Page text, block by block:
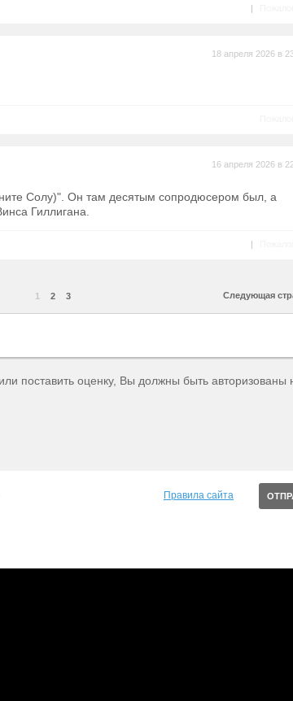
|
18 апреля 2026 в
16 апреля 2026 в
Солу)". Он там десятым сопродюсером был, а
Гиллигана.
|
1 2 3 Следующая
поставить оценку, Вы должны быть авторизованы
Правила сайта